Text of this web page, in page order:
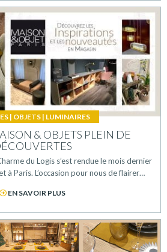
| OBJETS| LUMINAIRES
& OBJETS PLEIN DE
du Logis s’est rendue le mois dernier
à Paris. L’occasion pour nous de flairer…
EN SAVOIR PLUS